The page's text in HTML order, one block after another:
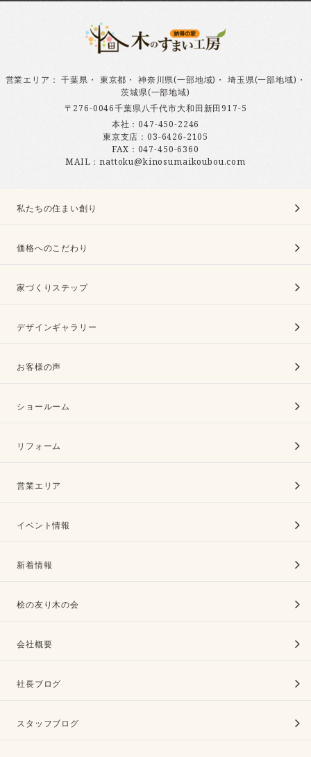
営業エリア ：千葉県 ・ 東京都 ・ 神奈川県(一部地域) ・ 埼玉県(一部地域) ・
茨城県(一部地域)
〒276-0046千葉県八千代市大和田新田917-5
本社：047-450-2246
東京支店：03-6426-2105
FAX：047-450-6360
MAIL：nattoku@kinosumaikoubou.com
私たちの住まい創り
価格へのこだわり
家づくりステップ
デザインギャラリー
お客様の声
ショールーム
リフォーム
営業エリア
イベント情報
新着情報
桧の友り木の会
会社概要
社長ブログ
スタッフブログ